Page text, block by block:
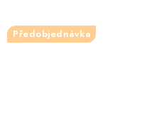
Předobjednávka